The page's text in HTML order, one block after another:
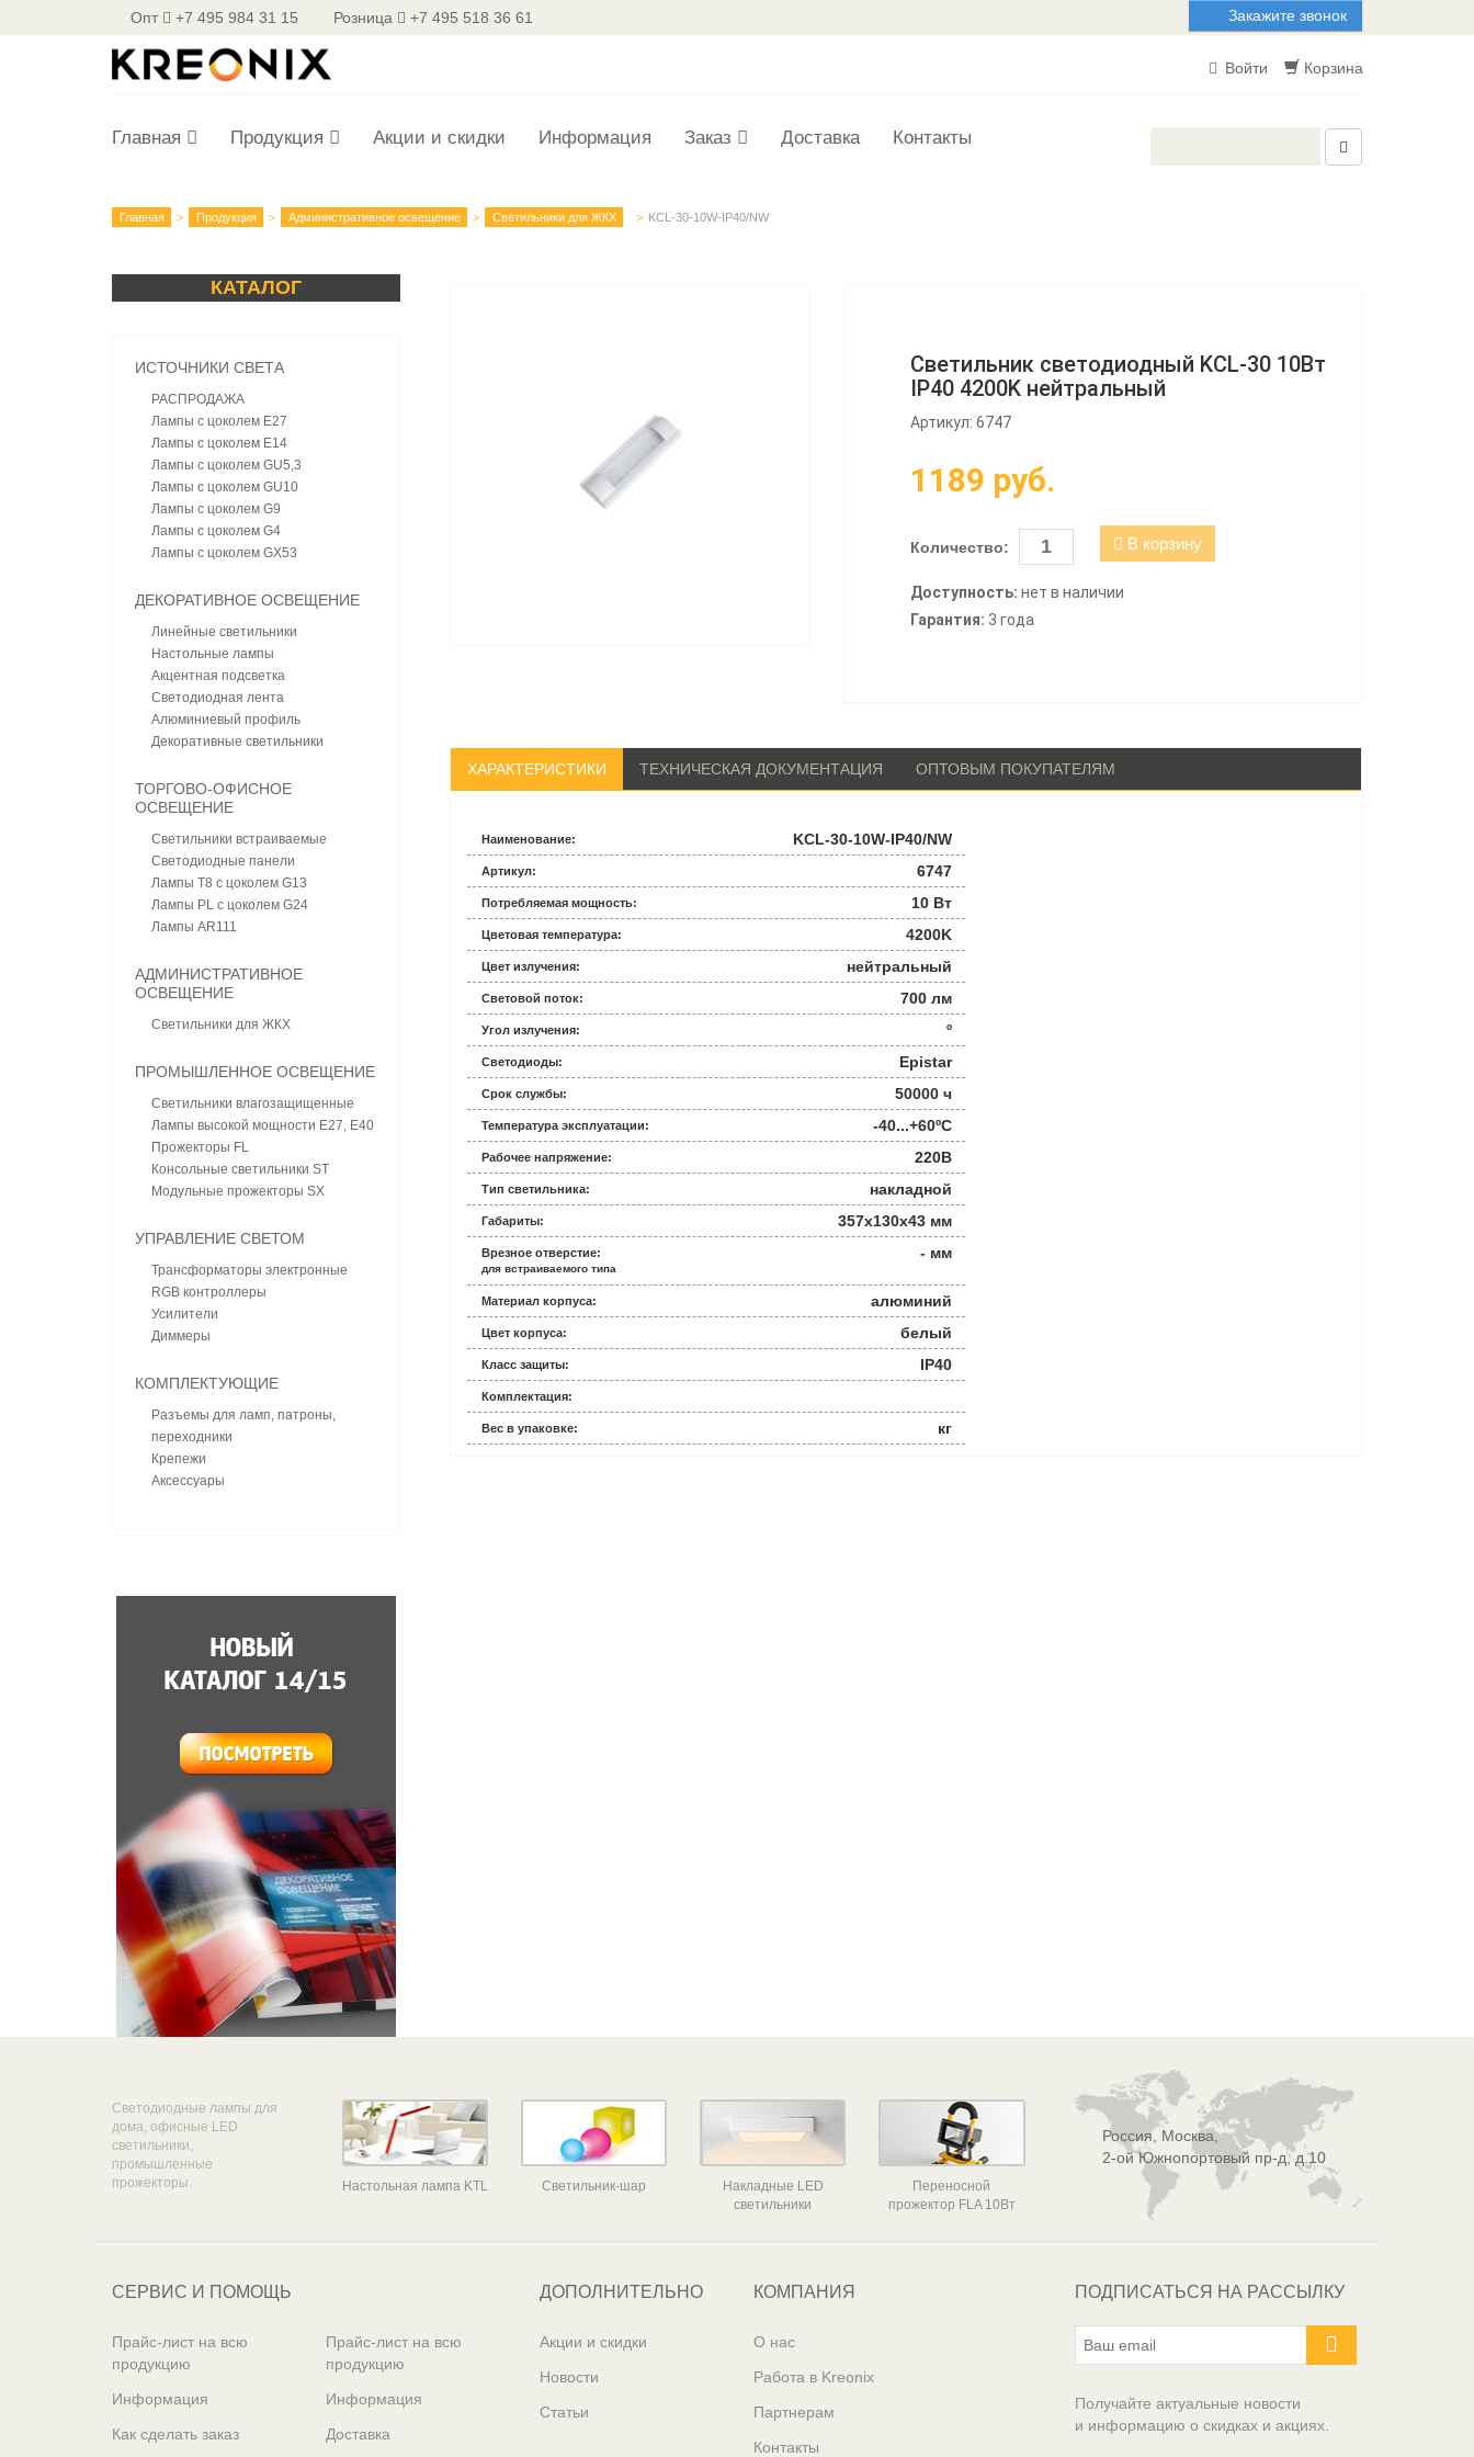
Опт +7 495 984 31 15 Розница +7 495 518 36 61 Закажите звонок
Войти Корзина
Главная Продукция Акции и скидки Информация Заказ Доставка Контакты
Главная Продукция Административное освещение Светильники для ЖКХ KCL-30-10W-IP40/NW
КАТАЛОГ
ИСТОЧНИКИ СВЕТА
РАСПРОДАЖА
Лампы с цоколем E27
Лампы с цоколем E14
Лампы с цоколем GU5,3
Лампы с цоколем GU10
Лампы с цоколем G9
Лампы с цоколем G4
Лампы с цоколем GX53
ДЕКОРАТИВНОЕ ОСВЕЩЕНИЕ
Линейные светильники
Настольные лампы
Акцентная подсветка
Светодиодная лента
Алюминиевый профиль
Декоративные светильники
ТОРГОВО-ОФИСНОЕ
ОСВЕЩЕНИЕ
Светильники встраиваемые
Светодиодные панели
Лампы T8 с цоколем G13
Лампы PL с цоколем G24
Лампы AR111
АДМИНИСТРАТИВНОЕ
ОСВЕЩЕНИЕ
Светильники для ЖКХ
ПРОМЫШЛЕННОЕ ОСВЕЩЕНИЕ
Светильники влагозащищенные
Лампы высокой мощности E27, E40
Прожекторы FL
Консольные светильники ST
Модульные прожекторы SX
УПРАВЛЕНИЕ СВЕТОМ
Трансформаторы электронные
RGB контроллеры
Усилители
Диммеры
КОМПЛЕКТУЮЩИЕ
Разъемы для ламп, патроны,
переходники
Крепежи
Аксессуары
Светильник светодиодный KCL-30 10Вт
IP40 4200K нейтральный
Артикул: 6747
1189 руб.
Количество: В корзину
Доступность: нет в наличии
Гарантия: 3 года
ХАРАКТЕРИСТИКИ ТЕХНИЧЕСКАЯ ДОКУМЕНТАЦИЯ ОПТОВЫМ ПОКУПАТЕЛЯМ
Наименование: KCL-30-10W-IP40/NW
Артикул: 6747
Потребляемая мощность: 10 Вт
Цветовая температура: 4200K
Цвет излучения: нейтральный
Световой поток: 700 лм
Угол излучения: º
Светодиоды: Epistar
Срок службы: 50000 ч
Температура эксплуатации: -40...+60ºС
Рабочее напряжение: 220В
Тип светильника: накладной
Габариты: 357x130x43 мм
Врезное отверстие:
для встраиваемого типа
- мм
Материал корпуса: алюминий
Цвет корпуса: белый
Класс защиты: IP40
Комплектация:
Вес в упаковке: кг
Светодиодные лампы для
дома, офисные LED
светильники,
промышленные
прожекторы.
Настольная лампа KTL Светильник-шар
Накладные LED
светильники
Переносной
прожектор FLA 10Вт
Россия, Москва,
2-ой Южнопортовый пр-д, д.10
СЕРВИС И ПОМОЩЬ
Прайс-лист на всю
продукцию
Информация
Как сделать заказ
Прайс-лист на всю
продукцию
Информация
Доставка
ДОПОЛНИТЕЛЬНО
Акции и скидки
Новости
Статьи
КОМПАНИЯ
О нас
Работа в Kreonix
Партнерам
Контакты
ПОДПИСАТЬСЯ НА РАССЫЛКУ
Получайте актуальные новости
и информацию о скидках и акциях.